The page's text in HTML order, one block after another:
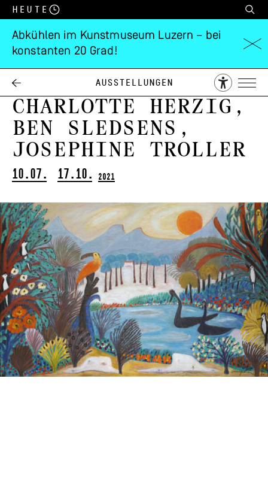
Heute
Abkühlen im Kunstmuseum Luzern – bei
konstanten 20 Grad!
Ausstellungen
I like a bigger
garden
Charlotte Herzig,
Ben Sledsens,
Josephine Troller
10.07. 17.10. 2021